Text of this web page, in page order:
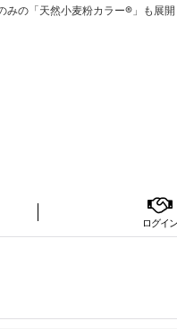
の「天然小麦粉カラー®」も展
ログイン